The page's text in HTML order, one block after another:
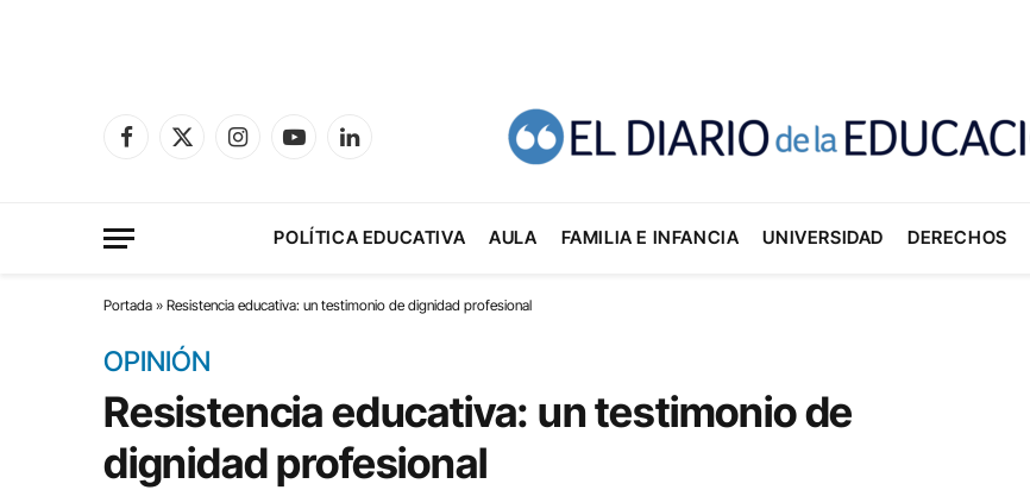
Facebook
X
InstagramYouTubeLinkedIn
POLÍTICA EDUCATIVA AULA FAMILIA E INFANCIA UNIVERSIDAD DERECHOS
Portada » Resistencia educativa: un testimonio de dignidad profesional
OPINIÓN
Resistencia educativa: un testimonio de
dignidad profesional